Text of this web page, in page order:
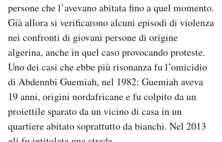
persone che l’avevano abitata fino a quel momento.
Già allora si verificarono alcuni episodi di violenza
nei confronti di giovani persone di origine
algerina, anche in quel caso provocando proteste.
Uno dei casi che ebbe più risonanza fu l’omicidio
di Abdennbi Guemiah, nel 1982: Guemiah aveva
19 anni, origini nordafricane e fu colpito da un
proiettile sparato da un vicino di casa in un
quartiere abitato soprattutto da bianchi. Nel 2013